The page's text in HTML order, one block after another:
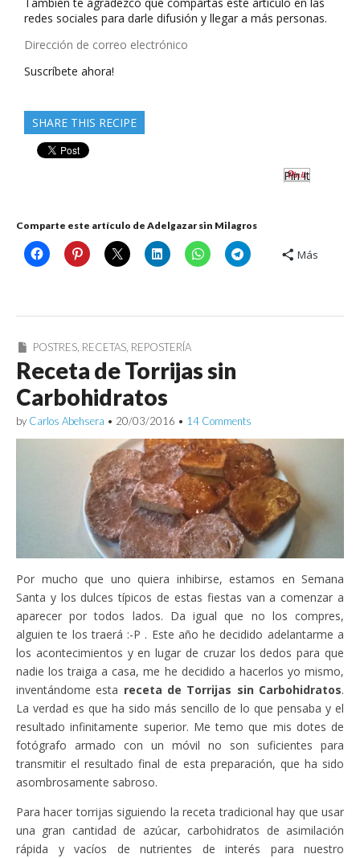
redes sociales para darle difusión y llegar a más personas.
Dirección
correo
Suscríbete ahora!
SHARE THIS RECIPE
Pin It
Comparte este artículo de Adelgazar sin Milagros
Más
POSTRES RECETAS REPOSTERÍA
Receta de Torrijas sin
Carbohidratos
by Carlos Abehsera • 20/03/2016 • 14 Comments
Por mucho que uno quiera inhibirse, estamos en Semana
Santa y los dulces típicos de estas fiestas van a comenzar a
aparecer por todos lados. Da igual que no los compres,
alguien te los traerá :-P . Este año he decidido adelantarme a
los acontecimientos y en lugar de cruzar los dedos para que
nadie los traiga a casa, me he decidido a hacerlos yo mismo,
inventándome esta receta de Torrijas sin Carbohidratos.
La verdad es que ha sido más sencillo de lo que pensaba y el
resultado infinitamente superior. Me temo que mis dotes de
fotógrafo armado con un móvil no son suficientes para
transmitir el resultado final de esta preparación, que ha sido
asombrosamente sabroso.
Para hacer torrijas siguiendo la receta tradicional hay que usar
una gran cantidad de azúcar, carbohidratos de asimilación
rápida y vacíos de nutrientes de interés para nuestro